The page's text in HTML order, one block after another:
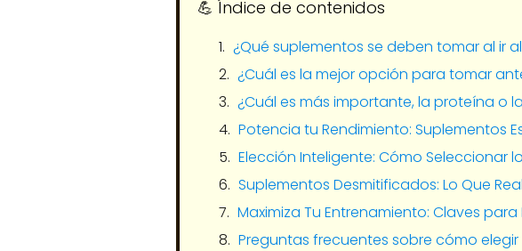
💪​ Índice de contenidos
¿Qué suplementos se deben tomar al ir
¿Cuál es la mejor opción para tomar
¿Cuál es más importante, la proteína o
Potencia tu Rendimiento: Suplementos
Elección Inteligente: Cómo Seleccionar
Suplementos Desmitificados: Lo Que
Maximiza Tu Entrenamiento: Claves
Preguntas frecuentes sobre cómo